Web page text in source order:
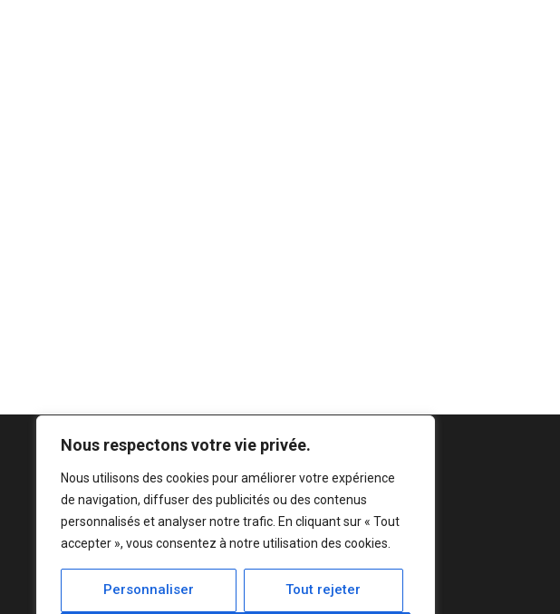
Nous respectons votre vie privée.
Nous utilisons des cookies pour améliorer votre expérience
de navigation, diffuser des publicités ou des contenus
personnalisés et analyser notre trafic. En cliquant sur « Tout
accepter », vous consentez à notre utilisation des cookies.
Personnaliser Tout rejeter